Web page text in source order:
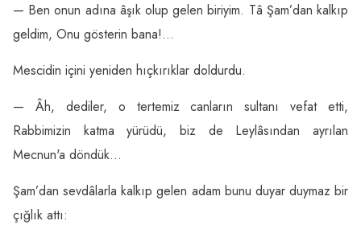
— Ben onun adına âşık olup gelen biriyim. Tâ Şam’dan kalkıp
geldim, Onu gösterin bana!…
Mescidin içini yeniden hıçkırıklar doldurdu.
— Âh, dediler, o tertemiz canların sultanı vefat etti,
Rabbimizin katma yürüdü, biz de Leylâsından ayrılan
Mecnun'a döndük…
Şam’dan sevdâlarla kalkıp gelen adam bunu duyar duymaz bir
çığlık attı: